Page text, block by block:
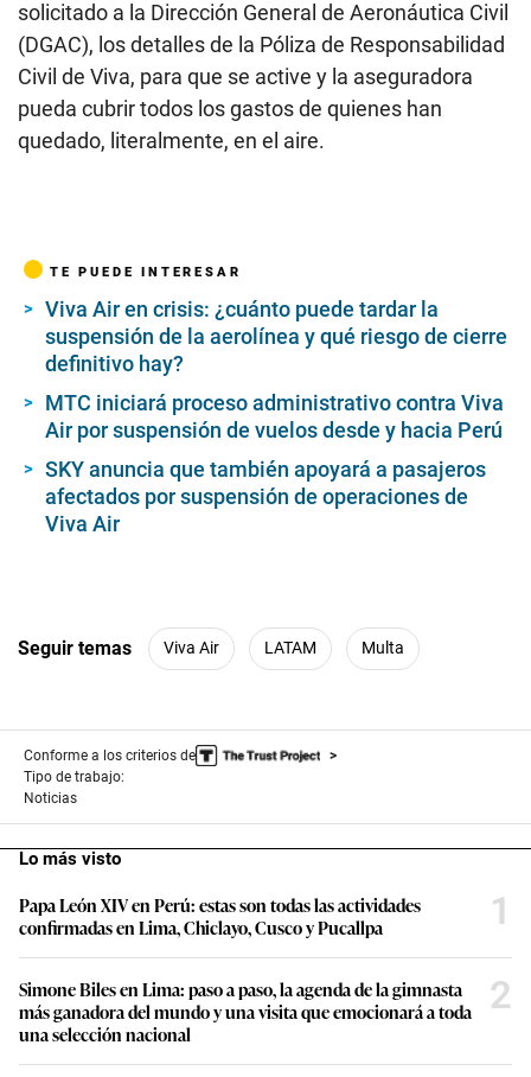
solicitado a la Dirección General de Aeronáutica Civil
(DGAC), los detalles de la Póliza de Responsabilidad
Civil de Viva, para que se active y la aseguradora
pueda cubrir todos los gastos de quienes han
quedado, literalmente, en el aire.
TE PUEDE INTERESAR
Viva Air en crisis: ¿cuánto puede tardar la
suspensión de la aerolínea y qué riesgo de cierre
definitivo hay?
MTC iniciará proceso administrativo contra Viva
Air por suspensión de vuelos desde y hacia Perú
SKY anuncia que también apoyará a pasajeros
afectados por suspensión de operaciones de
Viva Air
Seguir temas Viva Air LATAM Multa
Conforme a los criterios de
Tipo de trabajo:
Noticias
Lo más visto
Papa León XIV en Perú: estas son todas las actividades
confirmadas en Lima, Chiclayo, Cusco y Pucallpa
1
Simone Biles en Lima: paso a paso, la agenda de la gimnasta
más ganadora del mundo y una visita que emocionará a toda
una selección nacional
2